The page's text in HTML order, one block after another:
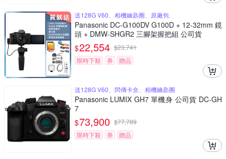
送128G V60、相機鑰匙圈、原廠包
Panasonic DC-G100DV G100D + 12-32mm 鏡
頭 + DMW-SHGR2 三腳架握把組 公司貨
$22,554 $23,741
限時下殺
券 贈品
送128G V60、閃傳卡盒、相機鑰匙圈
Panasonic LUMIX GH7 單機身 公司貨 DC-GH
7
$73,900 $77,789
限時下殺
券 贈品